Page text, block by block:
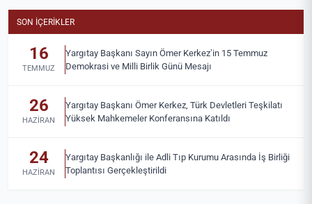
SON İÇERIKLER
16
TEMMUZ
Yargıtay Başkanı Sayın Ömer Kerkez’in 15 Temmuz
Demokrasi ve Milli Birlik Günü Mesajı
26
HAZIRAN
Yargıtay Başkanı Ömer Kerkez, Türk Devletleri Teşkilatı
Yüksek Mahkemeler Konferansına Katıldı
24
HAZIRAN
Yargıtay Başkanlığı ile Adli Tıp Kurumu Arasında İş Birliği
Toplantısı Gerçekleştirildi